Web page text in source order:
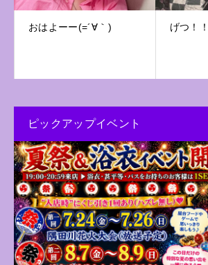
おはよーー(=´∀｀) げつ！！
ピックアップイベント